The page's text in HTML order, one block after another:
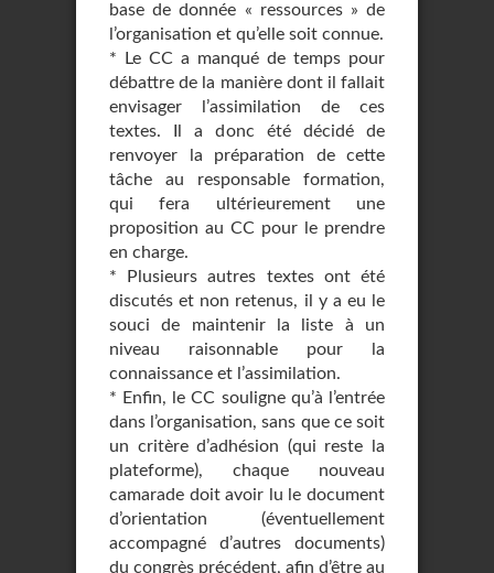
base de donnée « ressources » de
l’organisation et qu’elle soit connue.
* Le CC a manqué de temps pour
débattre de la manière dont il fallait
envisager l’assimilation de ces
textes. Il a donc été décidé de
renvoyer la préparation de cette
tâche au responsable formation,
qui fera ultérieurement une
proposition au CC pour le prendre
en charge.
* Plusieurs autres textes ont été
discutés et non retenus, il y a eu le
souci de maintenir la liste à un
niveau raisonnable pour la
connaissance et l’assimilation.
* Enfin, le CC souligne qu’à l’entrée
dans l’organisation, sans que ce soit
un critère d’adhésion (qui reste la
plateforme), chaque nouveau
camarade doit avoir lu le document
d’orientation (éventuellement
accompagné d’autres documents)
du congrès précédent, afin d’être au